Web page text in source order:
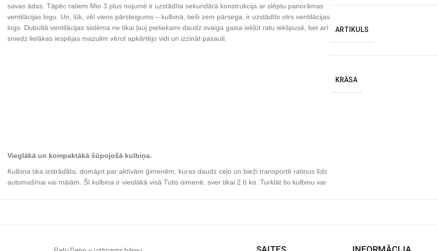
savas ādas. Tāpēc ratiem Mio 3 plus nojumē ir uzstādīta sekundārā konstrukcija ar slēptu panorāmas
ventilācijas logu. Un, lūk, vēl viens pārsteigums – kulbiņā, tieši zem pārsega, ir uzstādīts otrs ventilācijas
logs. Dubultā ventilācijas sistēma ne tikai ļauj pietiekami daudz svaiga gaisa iekļūt ratu iekšpusē, bet arī
sniedz lielākas iespējas mazulim vērot apkārtējo vidi un izzināt pasauli.
Vieglākā un kompaktākā šūpojošā kulbiņa.
Kulbiņa tika izstrādāta, domājot par aktīvām ģimenēm, kuras daudz ceļo un bieži transportē ratiņus līdz
automašīnai vai mājām. Šī kulbiņa ir vieglākā visā Tutis ģimenē, sver tikai 2,6 kg. Turklāt šo kulbiņu var
ARTIKULS
KRĀSA